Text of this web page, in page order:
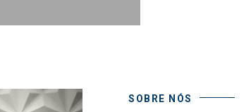
SOBRE NÓS